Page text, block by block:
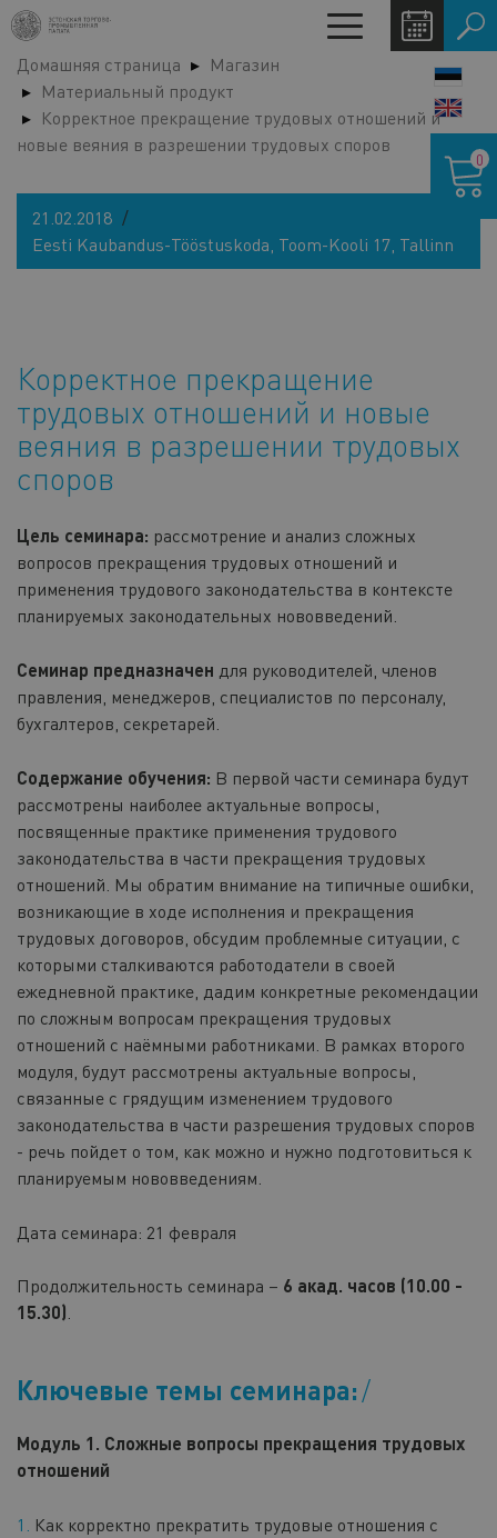
Перейти
основному
содержанию
Toggle
navigation
Домашняя страница
Магазин
Материальный продукт
Корректное прекращение трудовых отношений и
новые веяния в разрешении трудовых споров
21.02.2018
Eesti Kaubandus-Tööstuskoda, Toom-Kooli 17, Tallinn
Корректное прекращение
трудовых отношений и новые
веяния в разрешении трудовых
споров
Цель семинара: рассмотрение и анализ сложных
вопросов прекращения трудовых отношений и
применения трудового законодательства в контексте
планируемых законодательных нововведений.
Семинар предназначен для руководителей, членов
правления, менеджеров, специалистов по персоналу,
бухгалтеров, секретарей.
Содержание обучения: В первой части семинара будут
рассмотрены наиболее актуальные вопросы,
посвященные практике применения трудового
законодательства в части прекращения трудовых
отношений. Мы обратим внимание на типичные ошибки,
возникающие в ходе исполнения и прекращения
трудовых договоров, обсудим проблемные ситуации, с
которыми сталкиваются работодатели в своей
ежедневной практике, дадим конкретные рекомендации
по сложным вопросам прекращения трудовых
отношений с наёмными работниками. В рамках второго
модуля, будут рассмотрены актуальные вопросы,
связанные с грядущим изменением трудового
законодательства в части разрешения трудовых споров
- речь пойдет о том, как можно и нужно подготовиться к
планируемым нововведениям.
Дата семинара: 21 февраля
Продолжительность семинара – 6 акад. часов (10.00 -
15.30).
Ключевые темы семинара:
Модуль 1. Сложные вопросы прекращения трудовых
отношений
Как корректно прекратить трудовые отношения с
Корзина
0